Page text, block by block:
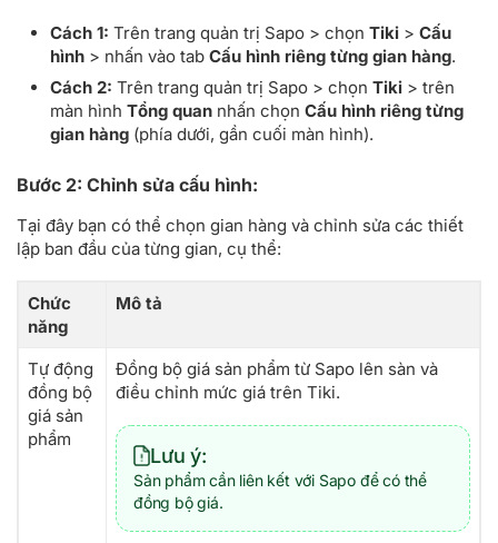
Cách 1: Trên trang quản trị Sapo > chọn Tiki > Cấu
hình > nhấn vào tab Cấu hình riêng từng gian hàng.
Cách 2: Trên trang quản trị Sapo > chọn Tiki > trên
màn hình Tổng quan nhấn chọn Cấu hình riêng từng
gian hàng (phía dưới, gần cuối màn hình).
Bước 2: Chỉnh sửa cấu hình:
Tại đây bạn có thể chọn gian hàng và chỉnh sửa các thiết
lập ban đầu của từng gian, cụ thể:
Chức
năng
Mô tả
Tự động
đồng bộ
giá sản
phẩm
Đồng bộ giá sản phẩm từ Sapo lên sàn và
điều chỉnh mức giá trên Tiki.
Lưu ý:
Sản phẩm cần liên kết với Sapo để có thể
đồng bộ giá.